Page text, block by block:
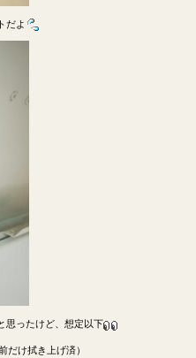
だよ
思ったけど、想定以下
だけ拭き上げ済）